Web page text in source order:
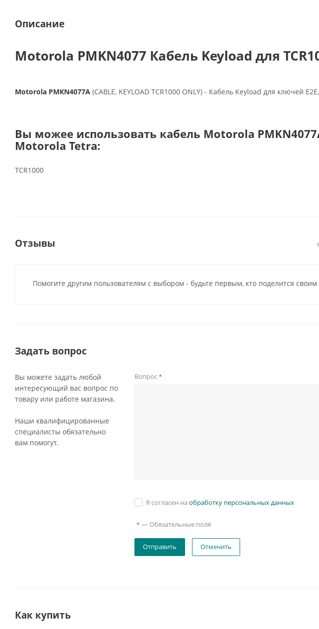
Описание
Motorola PMKN4077 Кабель Keyload для
Motorola PMKN4077A (CABLE, KEYLOAD TCR1000 ONLY) - Кабель Keyload для ключей
Вы можее использовать кабель Motorola
Motorola Tetra:
TCR1000
Отзывы
Помогите другим пользователям с выбором - будьте первым, кто поделится
Задать вопрос
Вы можете задать любой
интересующий вас вопрос по
товару или работе магазина.
Наши квалифицированные
специалисты обязательно
вам помогут.
Вопрос*
Я согласен наобработку персональных данных
* — Обязательные поля
Отменить
Как купить